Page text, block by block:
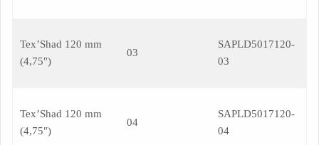
Tex’Shad 120 mm
(4,75″)
03
SAPLD5017120-
03
Tex’Shad 120 mm
(4,75″)
04
SAPLD5017120-
04